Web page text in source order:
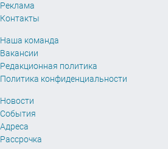
Реклама
Контакты
Наша команда
Вакансии
Редакционная политика
Политика конфиденциальности
Новости
События
Адреса
Рассрочка